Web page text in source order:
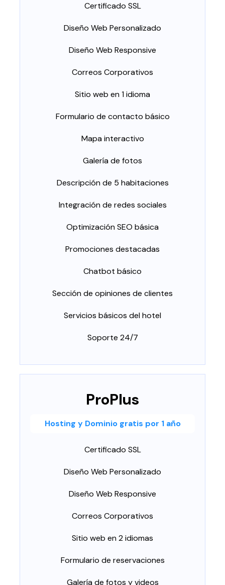
Certificado SSL
Diseño Web Personalizado
Diseño Web Responsive
Correos Corporativos
Sitio web en 1 idioma
Formulario de contacto básico
Mapa interactivo
Galería de fotos
Descripción de 5 habitaciones
Integración de redes sociales
Optimización SEO básica
Promociones destacadas
Chatbot básico
Sección de opiniones de clientes
Servicios básicos del hotel
Soporte 24/7
ProPlus
Hosting y Dominio gratis por 1 año
Certificado SSL
Diseño Web Personalizado
Diseño Web Responsive
Correos Corporativos
Sitio web en 2 idiomas
Formulario de reservaciones
Galería de fotos y videos